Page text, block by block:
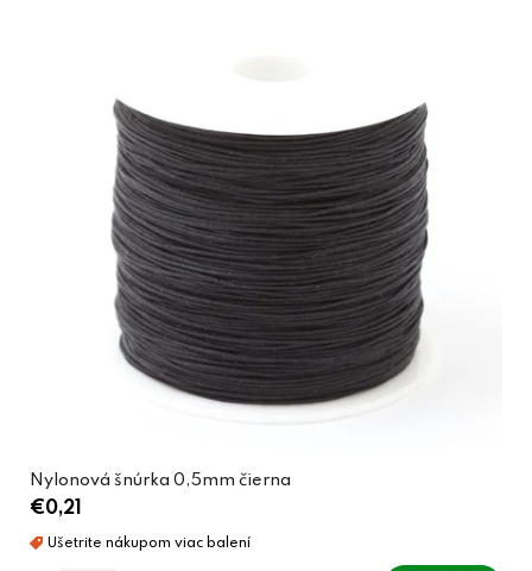
Nylonová šnúrka 0,5mm čierna
€0,21